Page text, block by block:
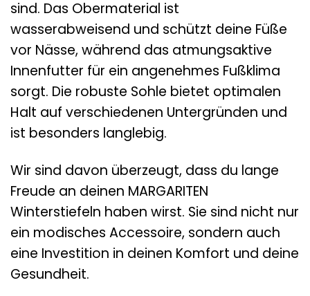
sind. Das Obermaterial ist
wasserabweisend und schützt deine Füße
vor Nässe, während das atmungsaktive
Innenfutter für ein angenehmes Fußklima
sorgt. Die robuste Sohle bietet optimalen
Halt auf verschiedenen Untergründen und
ist besonders langlebig.
Wir sind davon überzeugt, dass du lange
Freude an deinen MARGARITEN
Winterstiefeln haben wirst. Sie sind nicht nur
ein modisches Accessoire, sondern auch
eine Investition in deinen Komfort und deine
Gesundheit.